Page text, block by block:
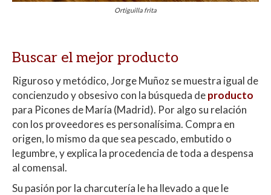
Ortiguilla frita
Buscar el mejor producto
Riguroso y metódico, Jorge Muñoz se muestra igual de
concienzudo y obsesivo con la búsqueda deproducto
para Picones de María (Madrid). Por algo su relación
con los proveedores es personalísima. Compra en
origen, lo mismo da que sea pescado, embutido o
legumbre, y explica la procedencia de toda a despensa
al comensal.
Su pasión por la charcutería le ha llevado a que le